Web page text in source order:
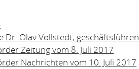
Dr. Olav Vollstedt,
Zeitung vom 8. Juli 2017
Nachrichten vom 10. Juli 2017